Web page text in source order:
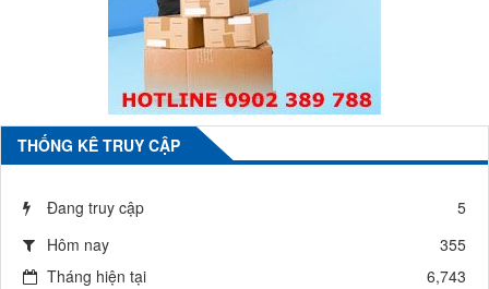
THỐNG KÊ TRUY CẬP
Đang truy cập
5
Hôm nay
355
Tháng hiện tại
6,743